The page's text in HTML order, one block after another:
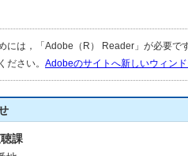
には，「Adobe（R） Reader」が必要で
ださい。 Adobeのサイトへ新しいウィンド
課